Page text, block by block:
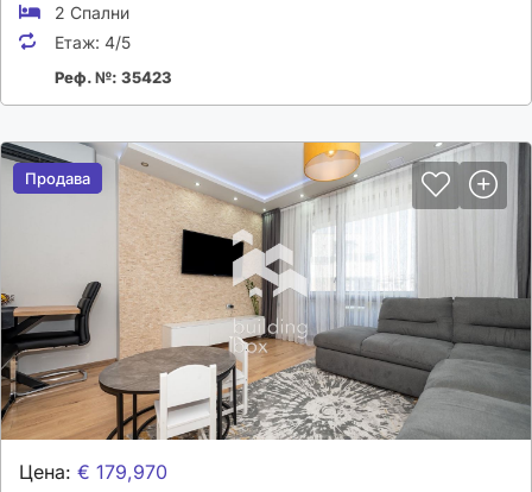
2 Спални
Етаж: 4/5
Реф. №: 35423
Продава
Продава
Цена: € 179,970